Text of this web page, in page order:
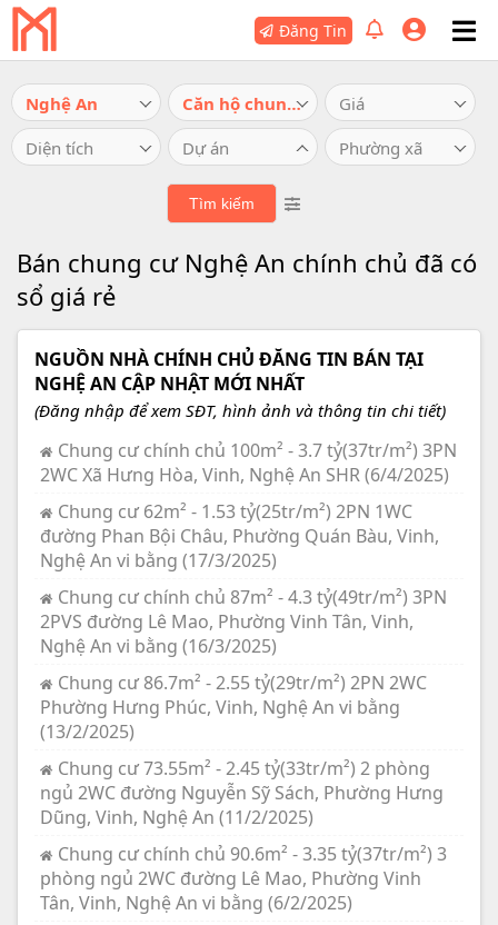
Đăng Tin
Nghệ An Căn hộ chung cư
Giá
Diện tích
Dự án Phường xã
Bán chung cư Nghệ An chính chủ đã có
sổ giá rẻ
NGUỒN NHÀ CHÍNH CHỦ ĐĂNG TIN BÁN TẠI
NGHỆ AN CẬP NHẬT MỚI NHẤT
(Đăng nhập để xem SĐT, hình ảnh và thông tin chi tiết)
Chung cư chính chủ 100m² - 3.7 tỷ(37tr/m²) 3PN
2WC Xã Hưng Hòa, Vinh, Nghệ An SHR (6/4/2025)
Chung cư 62m² - 1.53 tỷ(25tr/m²) 2PN 1WC
đường Phan Bội Châu, Phường Quán Bàu, Vinh,
Nghệ An vi bằng (17/3/2025)
Chung cư chính chủ 87m² - 4.3 tỷ(49tr/m²) 3PN
2PVS đường Lê Mao, Phường Vinh Tân, Vinh,
Nghệ An vi bằng (16/3/2025)
Chung cư 86.7m² - 2.55 tỷ(29tr/m²) 2PN 2WC
Phường Hưng Phúc, Vinh, Nghệ An vi bằng
(13/2/2025)
Chung cư 73.55m² - 2.45 tỷ(33tr/m²) 2 phòng
ngủ 2WC đường Nguyễn Sỹ Sách, Phường Hưng
Dũng, Vinh, Nghệ An (11/2/2025)
Chung cư chính chủ 90.6m² - 3.35 tỷ(37tr/m²) 3
phòng ngủ 2WC đường Lê Mao, Phường Vinh
Tân, Vinh, Nghệ An vi bằng (6/2/2025)